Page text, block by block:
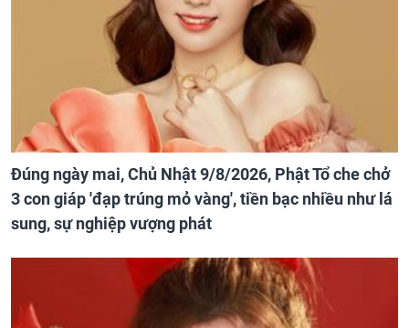
Đúng ngày mai, Chủ Nhật 9/8/2026, Phật Tổ che chở
3 con giáp 'đạp trúng mỏ vàng', tiền bạc nhiều như lá
sung, sự nghiệp vượng phát